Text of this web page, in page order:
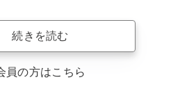
続きを読む
員の方はこちら